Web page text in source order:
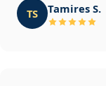
TS Tamires S.